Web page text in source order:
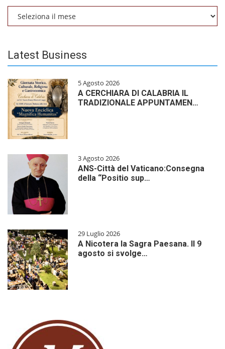
Latest Business
5 Agosto 2026
A CERCHIARA DI CALABRIA IL
TRADIZIONALE APPUNTAMEN…
3 Agosto 2026
ANS-Città del Vaticano:Consegna
della “Positio sup…
29 Luglio 2026
A Nicotera la Sagra Paesana. Il 9
agosto si svolge…